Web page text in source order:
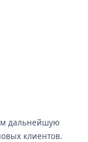
дальнейшую
клиентов.